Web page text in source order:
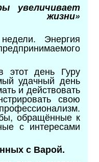
увеличивает
жизни»
Энергия
этот день Гуру
удачный день
и действовать
свою
обращённые к
с интересами
с Варой.